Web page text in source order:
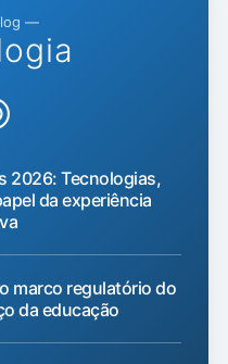
—
2026: Tecnologias,
da experiência
marco regulatório do
da educação